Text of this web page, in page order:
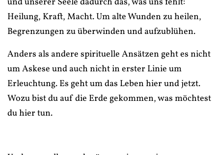
Heilung, Kraft, Macht. Um alte Wunden zu heilen,
Begrenzungen zu überwinden und aufzublühen.
Anders als andere spirituelle Ansätzen geht es nicht
um Askese und auch nicht in erster Linie um
Erleuchtung. Es geht um das Leben hier und jetzt.
Wozu bist du auf die Erde gekommen, was möchtest
du hier tun.